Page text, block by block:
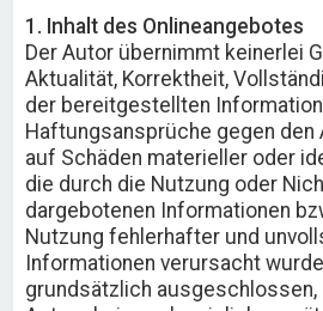
1. Inhalt des Onlineangebotes
Der Autor übernimmt keinerlei
Aktualität, Korrektheit,
der bereitgestellten
Haftungsansprüche gegen den
auf Schäden materieller oder
die durch die Nutzung oder
dargebotenen Informationen
Nutzung fehlerhafter und
Informationen verursacht
grundsätzlich